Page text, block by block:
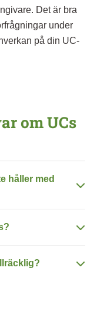
Det är bra
under
på din UC-
om UCs
håller med